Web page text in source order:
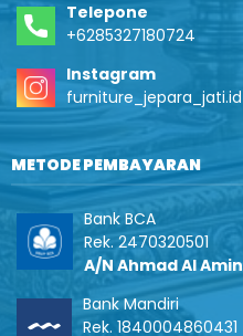
Telepone
+6285327180724
Instagram
furniture_jepara_jati.id
METODE PEMBAYARAN
Bank BCA
Rek. 2470320501
A/N Ahmad Al Amin
Bank Mandiri
Rek. 1840004860431